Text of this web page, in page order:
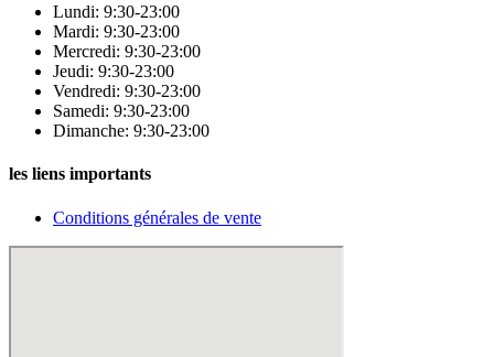
Lundi: 9:30-23:00
Mardi: 9:30-23:00
Mercredi: 9:30-23:00
Jeudi: 9:30-23:00
Vendredi: 9:30-23:00
Samedi: 9:30-23:00
Dimanche: 9:30-23:00
les liens importants
Conditions générales de vente